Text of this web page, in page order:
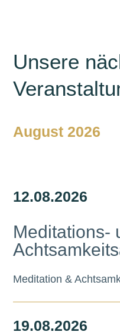
Unsere
August 2026
12.08.2026
Meditations-
Meditation &
19.08.2026